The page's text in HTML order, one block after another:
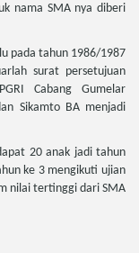
nama SMA nya diberi
pada tahun 1986/1987
surat persetujuan
Cabang Gumelar
Sikamto BA menjadi
20 anak jadi tahun
ke 3 mengikuti ujian
nilai tertinggi dari SMA